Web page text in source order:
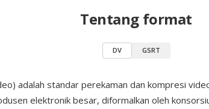
Tentang format
DV GSRT
adalah standar perekaman dan kompresi
elektronik besar, diformalkan oleh